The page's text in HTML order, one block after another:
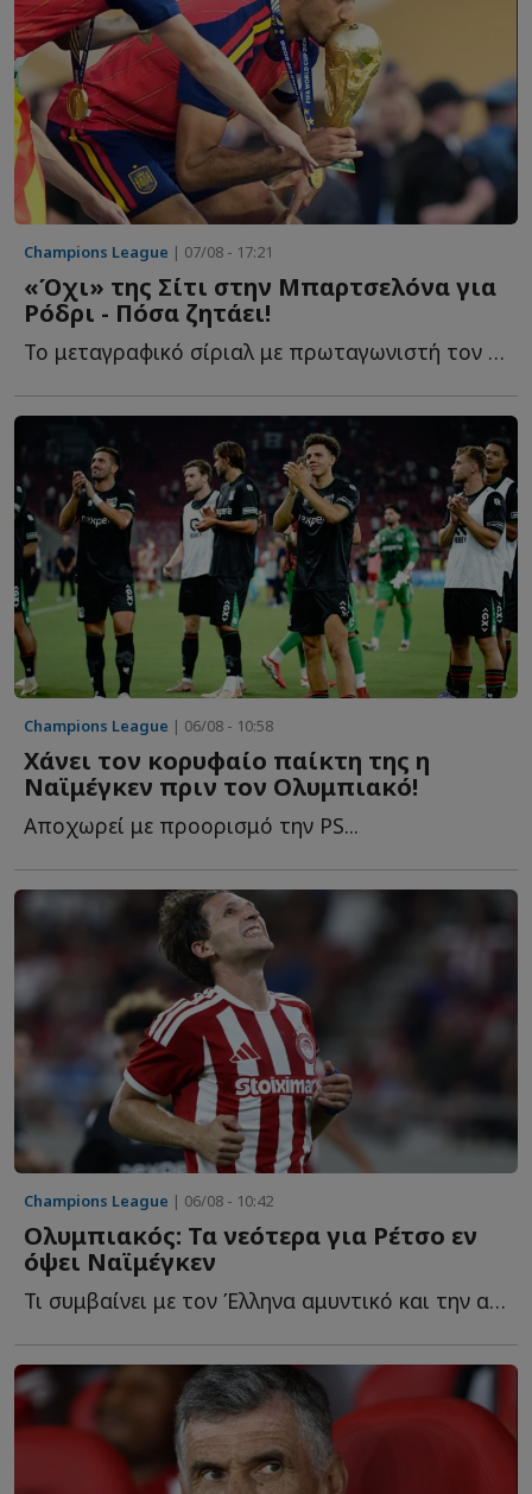
Champions League | 07/08 - 17:21
«Όχι» της Σίτι στην Μπαρτσελόνα για
Ρόδρι - Πόσα ζητάει!
Το μεταγραφικό σίριαλ με πρωταγωνιστή τον Ρόδρι φαίνεται π...
Champions League | 06/08 - 10:58
Χάνει τον κορυφαίο παίκτη της η
Ναϊμέγκεν πριν τον Ολυμπιακό!
Αποχωρεί με προορισμό την PS...
Champions League | 06/08 - 10:42
Ολυμπιακός: Τα νεότερα για Ρέτσο εν
όψει Ναϊμέγκεν
Τι συμβαίνει με τον Έλληνα αμυντικό και την αναγκαστική α...